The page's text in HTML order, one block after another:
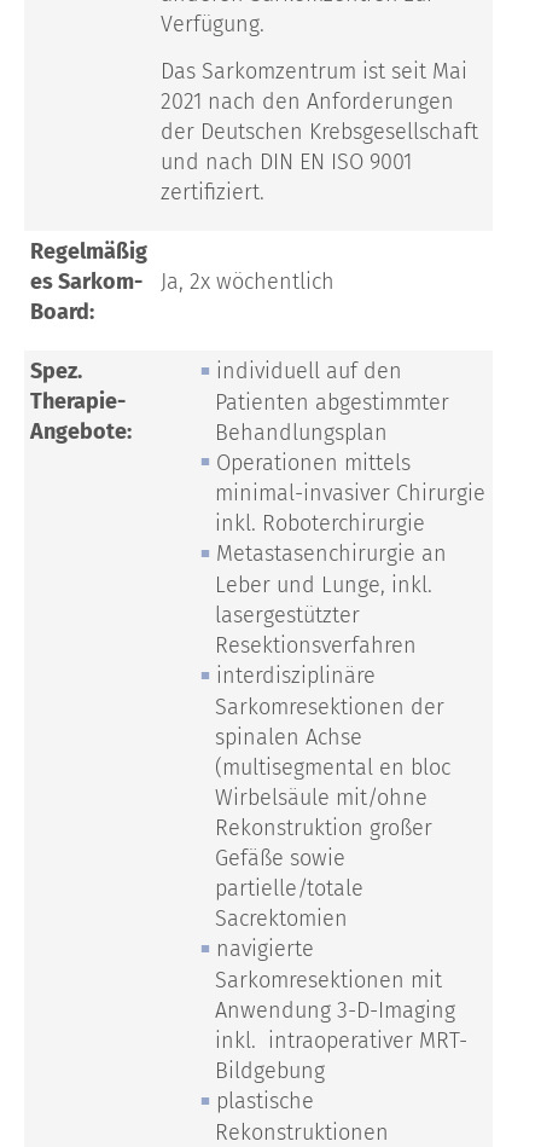
Verfügung.
Das Sarkomzentrum ist seit Mai
2021 nach den Anforderungen
der Deutschen Krebsgesellschaft
und nach DIN EN ISO 9001
zertifiziert.
Regelmäßig
es Sarkom-
Board:
Ja, 2x wöchentlich
Spez.
Therapie-
Angebote:
individuell auf den
Patienten abgestimmter
Behandlungsplan
Operationen mittels
minimal-invasiver Chirurgie
inkl. Roboterchirurgie
Metastasenchirurgie an
Leber und Lunge, inkl.
lasergestützter
Resektionsverfahren
interdisziplinäre
Sarkomresektionen der
spinalen Achse
(multisegmental en bloc
Wirbelsäule mit/ohne
Rekonstruktion großer
Gefäße sowie
partielle/totale
Sacrektomien
navigierte
Sarkomresektionen mit
Anwendung 3-D-Imaging
inkl. intraoperativer MRT-
Bildgebung
plastische
Rekonstruktionen